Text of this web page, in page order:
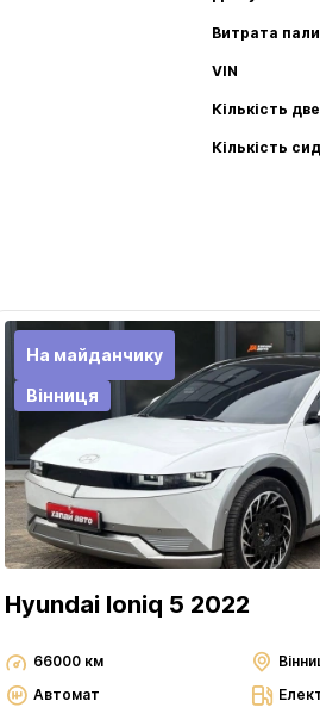
Витрата
VIN
Кількість
Кількість
На майданчику
Вінниця
Hyundai Ioniq 5 2022
66000 км
Автомат